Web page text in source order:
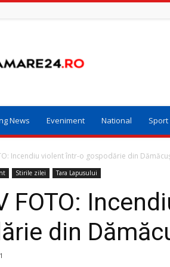
News Eveniment National Sport
Incendiu violent într-o gospodărie din
Stirile zilei Tara Lapusului
FOTO:
din